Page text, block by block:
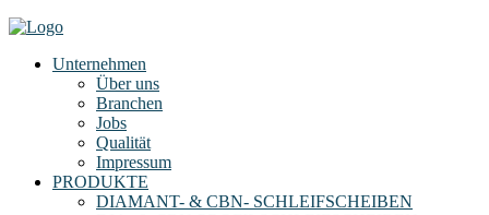
Unternehmen
Über uns
Branchen
Jobs
Qualität
Impressum
PRODUKTE
DIAMANT- & CBN- SCHLEIFSCHEIBEN